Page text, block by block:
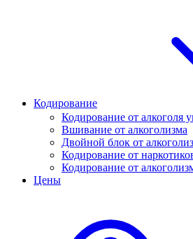
Кодирование
Кодирование от алкоголя
Вшивание от алкоголизма
Двойной блок от
Кодирование от
Кодирование от
Цены